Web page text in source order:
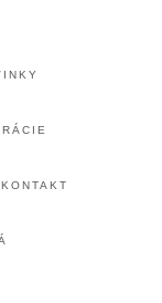
KONTAKT